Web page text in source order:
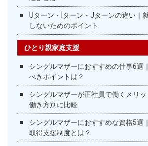
Uターン・Iターン・Jターンの違い｜
しないためのポイント
ひとり親家庭支援
シングルマザーにおすすめの仕事6選
べきポイントは？
シングルマザーが正社員で働くメリッ
働き方別に比較
シングルマザーにおすすめな資格5選
取得支援制度とは？